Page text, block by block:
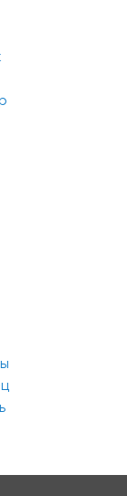
на обработку